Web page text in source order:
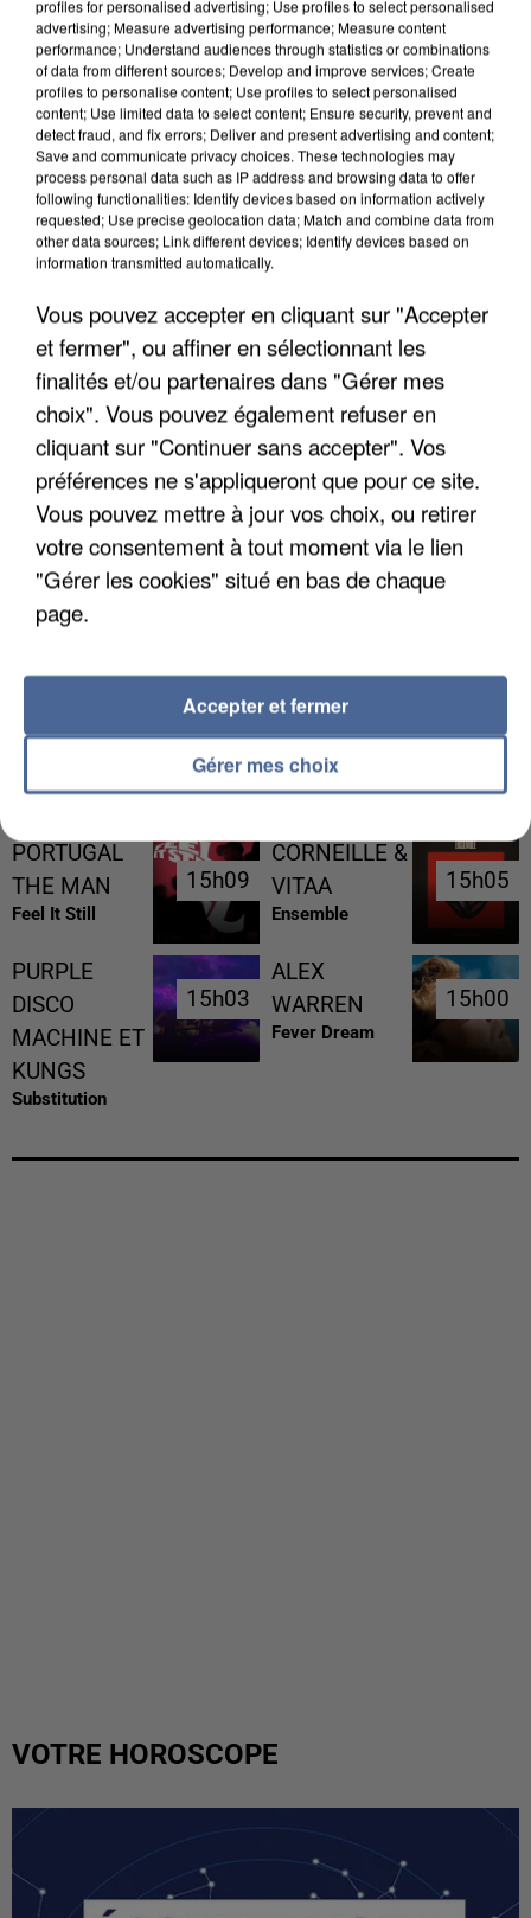
APRÈS TOUTES CES CANICULES, LES REFUGES
DE FAUNE SAUVAGE SONT...
L’UN DES FONDATEURS SUPPOSÉS DE LA DZ
RÉCEMMENT DIFFUSÉ
PORTUGAL
THE MAN
Feel It Still
15h09
15h09
CORNEILLE &
VITAA
Ensemble
15h05
15h05
PURPLE
DISCO
MACHINE ET
KUNGS
Substitution
15h03
15h03
ALEX
WARREN
Fever Dream
15h00
15h00
VOTRE HOROSCOPE
profiles for personalised advertising; Use profiles to select personalised
advertising; Measure advertising performance; Measure content
performance; Understand audiences through statistics or combinations
of data from different sources; Develop and improve services; Create
profiles to personalise content; Use profiles to select personalised
content; Use limited data to select content; Ensure security, prevent and
detect fraud, and fix errors; Deliver and present advertising and content;
Save and communicate privacy choices. These technologies may
process personal data such as IP address and browsing data to offer
following functionalities: Identify devices based on information actively
requested; Use precise geolocation data; Match and combine data from
other data sources; Link different devices; Identify devices based on
information transmitted automatically.
Vous pouvez accepter en cliquant sur "Accepter
et fermer", ou affiner en sélectionnant les
finalités et/ou partenaires dans "Gérer mes
choix". Vous pouvez également refuser en
cliquant sur "Continuer sans accepter". Vos
préférences ne s'appliqueront que pour ce site.
Vous pouvez mettre à jour vos choix, ou retirer
votre consentement à tout moment via le lien
"Gérer les cookies" situé en bas de chaque
page.
Gérer mes choix
Accepter et fermer